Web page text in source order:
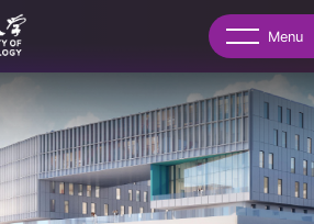
Menu